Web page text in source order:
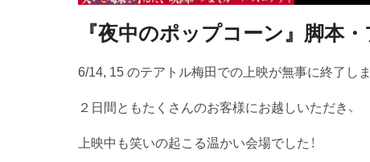
『夜中のポップコーン』脚本
6/14, 15 のテアトル梅田での上映が無事に終了しま
２日間ともたくさんのお客様にお越しいただき、
上映中も笑いの起こる温かい会場でした！